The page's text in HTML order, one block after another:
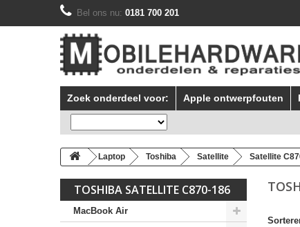
Bel ons nu: 0181 700 201
Zoek onderdeel voor: Apple ontwerpfouten
Laptop Toshiba Satellite Satellite
TOSHIBA SATELLITE C870-186
MacBook Air